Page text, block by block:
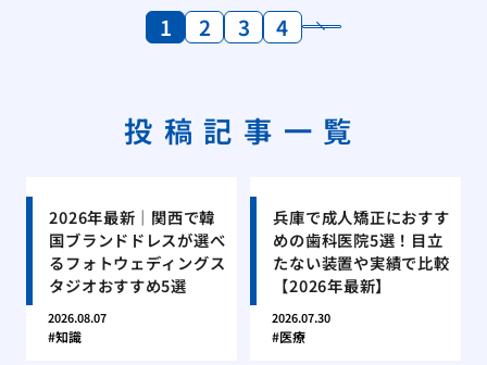
1 2 3 4
投稿記事一覧
2026年最新｜関西で韓
国ブランドドレスが選べ
るフォトウェディングス
タジオおすすめ5選
2026.08.07
知識
兵庫で成人矯正におすす
めの歯科医院5選！目立
たない装置や実績で比較
【2026年最新】
2026.07.30
医療